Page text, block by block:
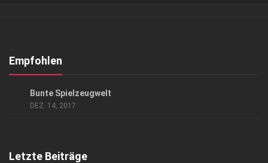
Kontakt, Impressum
Empfohlen
Bunte Spielzeugwelt
DEZ. 14, 2017
Letzte Beiträge